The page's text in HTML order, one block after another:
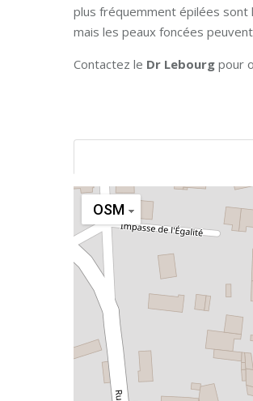
plus fréquemment épilées sont
mais les peaux foncées
Contactez le Dr Lebourg pour
OSM